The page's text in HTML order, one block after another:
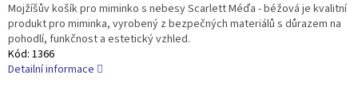
Mojžíšův košík pro miminko s nebesy Scarlett Méďa - béžová je kvalitní
produkt pro miminka, vyrobený z bezpečných materiálů s důrazem na
pohodlí, funkčnost a estetický vzhled.
Kód: 1366
Detailní informace